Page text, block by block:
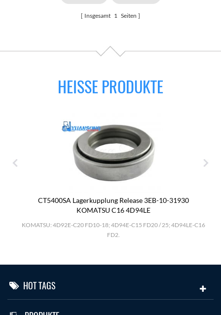
Insgesamt 1 Seiten
HEISSE PRODUKTE
CT5400SA Lagerkupplung Release 3EB-10-31930
KOMATSU C16 4D94LE
KOMATSU: 4D92E-C20 FD10-18; 4D94E-C15 FD20 / 25; 4D94LE-C16
FD2.
HOT TAGS